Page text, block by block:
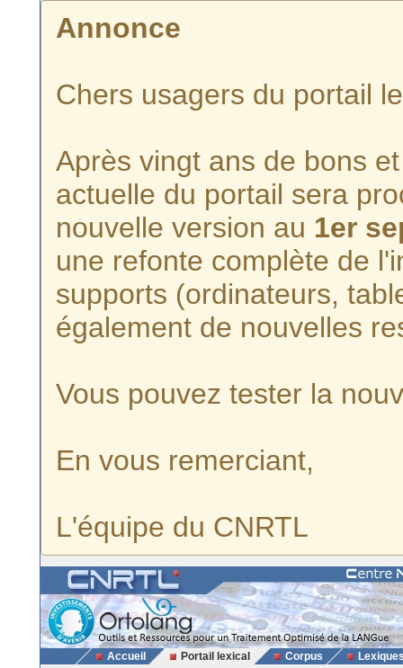
Annonce
Chers usagers du portail
Après vingt ans de bons
actuelle du portail sera
nouvelle version au 1er
une refonte complète de
supports (ordinateurs,
également de nouvelles
Vous pouvez tester la
En vous remerciant,
L'équipe du CNRTL
Accueil Portail lexical Corpus